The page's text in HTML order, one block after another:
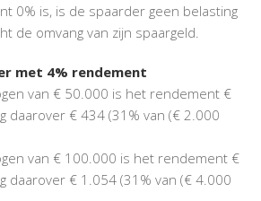
0% is, is de spaarder geen belasting
de omvang van zijn spaargeld.
met 4% rendement
van € 50.000 is het rendement €
daarover € 434 (31% van (€ 2.000
van € 100.000 is het rendement €
daarover € 1.054 (31% van (€ 4.000